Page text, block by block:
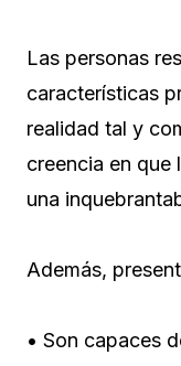
Las personas
características
realidad tal y
creencia en que
una
Además,
• Son capaces